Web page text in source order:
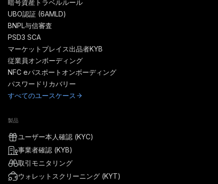
暗号資産トラベルルール
UBO認証 (6AMLD)
BNPL与信審査
PSD3 SCA
マーケットプレイス出品者KYB
従業員オンボーディング
NFC eパスポートオンボーディング
パスワードリカバリー
すべてのユースケース
製品
ユーザー本人確認 (KYC)
事業者確認 (KYB)
取引モニタリング
ウォレットスクリーニング (KYT)